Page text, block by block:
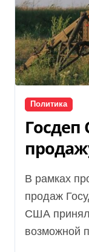
Политика
HAWK
В рамках программы зарубежных военных
продаж
США
возможной